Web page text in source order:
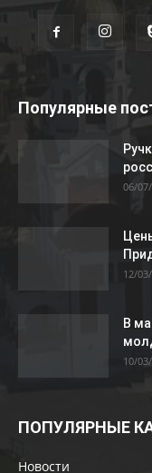
Популярные
06/
12/
В
10/
ПОПУЛЯРНЫЕ
Новости